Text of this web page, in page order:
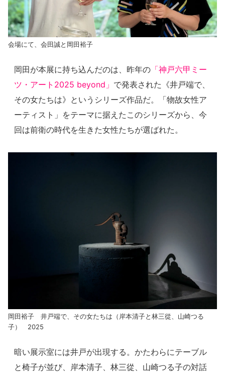
会場にて、会田誠と岡田裕子
岡田が本展に持ち込んだのは、昨年の 「神戸六甲ミー
ツ・アート2025 beyond」 で発表された《井戸端で、
その女たちは》というシリーズ作品だ。「物故女性ア
ーティスト」をテーマに据えたこのシリーズから、今
回は前衛の時代を生きた女性たちが選ばれた。
岡田裕子 井戸端で、その女たちは（岸本清子と林三從、山崎つる
子） 2025
暗い展示室には井戸が出現する。かたわらにテーブル
と椅子が並び、岸本清子、林三從、山崎つる子の対話